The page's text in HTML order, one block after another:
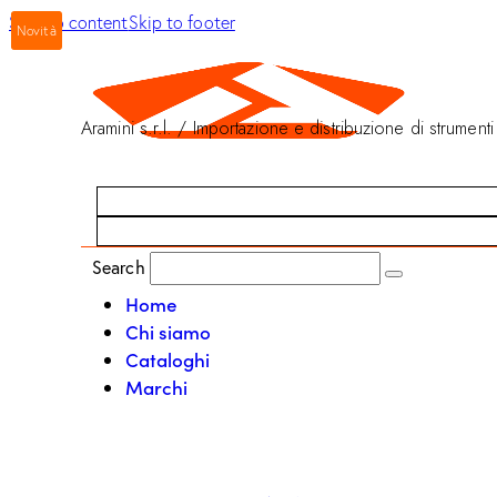
Skip to contentSkip to footer
Aramini s.r.l. / Importazione e distribuzione di strumenti
Search
Home
Chi siamo
Cataloghi
Marchi
Novità